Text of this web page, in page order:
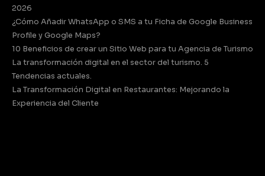
2026
¿Cómo Añadir WhatsApp o SMS a tu Ficha de Google Business
Profile y Google Maps?
10 Beneficios de crear un Sitio Web para tu Agencia de Turismo
La transformación digital en el sector del turismo. 5
Tendencias actuales.
La Transformación Digital en Restaurantes: Mejorando la
Experiencia del Cliente